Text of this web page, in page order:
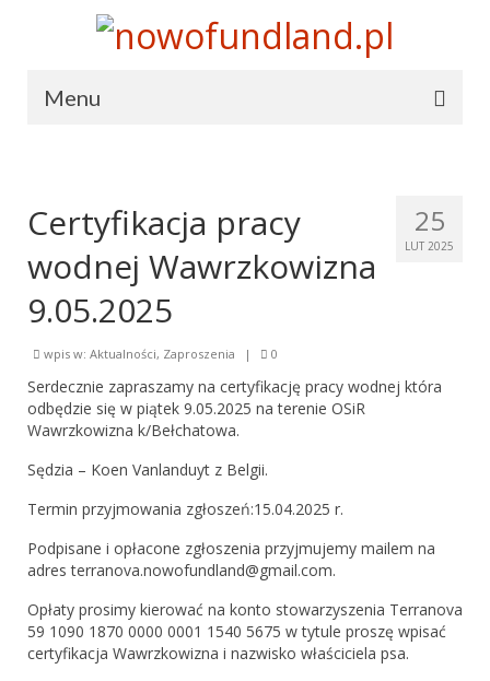
Menu
Statut
Cele i środki działania
Prasa o nas
Hymn
Dołącz do nas
Baner
Poradnik
O hodowli
Pielęgnacja
25
LUT 2025
Certyfikacja pracy
wodnej Wawrzkowizna
9.05.2025
wpis w: Aktualności, Zaproszenia | 0
Serdecznie zapraszamy na certyfikację pracy wodnej która
odbędzie się w piątek 9.05.2025 na terenie OSiR
Wawrzkowizna k/Bełchatowa.
Sędzia – Koen Vanlanduyt z Belgii.
Termin przyjmowania zgłoszeń:15.04.2025 r.
Podpisane i opłacone zgłoszenia przyjmujemy mailem na
adres terranova.nowofundland@gmail.com.
Opłaty prosimy kierować na konto stowarzyszenia Terranova
59 1090 1870 0000 0001 1540 5675 w tytule proszę wpisać
certyfikacja Wawrzkowizna i nazwisko właściciela psa.